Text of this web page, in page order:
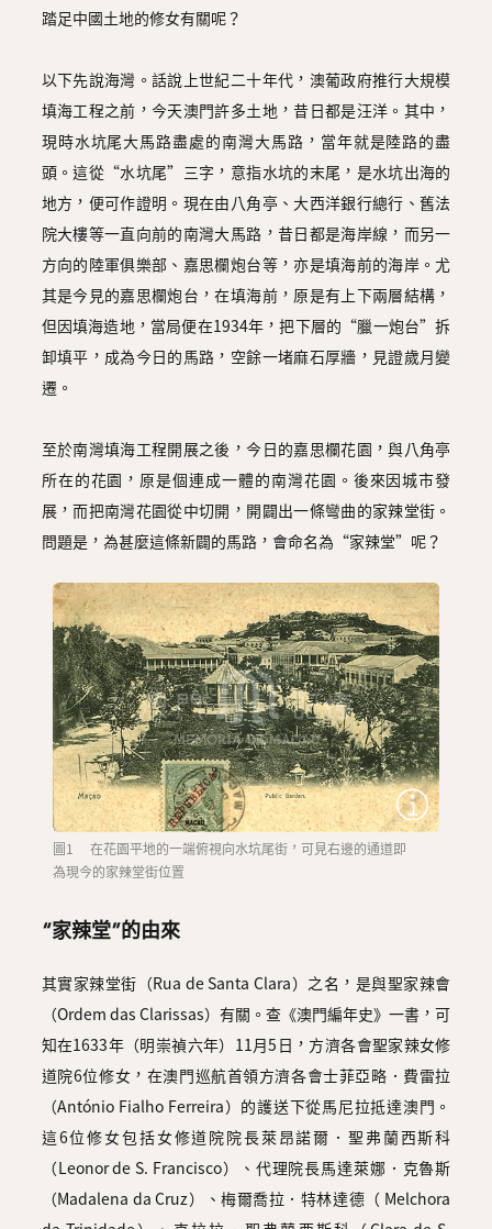
踏足中國土地的修女有關呢？
以下先說海灣。話說上世紀二十年代，澳葡政府推行大規模
填海工程之前，今天澳門許多土地，昔日都是汪洋。其中，
現時水坑尾大馬路盡處的南灣大馬路，當年就是陸路的盡
頭。這從“水坑尾”三字，意指水坑的末尾，是水坑出海的
地方，便可作證明。現在由八角亭、大西洋銀行總行、舊法
院大樓等一直向前的南灣大馬路，昔日都是海岸線，而另一
方向的陸軍俱樂部、嘉思欄炮台等，亦是填海前的海岸。尤
其是今見的嘉思欄炮台，在填海前，原是有上下兩層結構，
但因填海造地，當局便在1934年，把下層的“臘一炮台”拆
卸填平，成為今日的馬路，空餘一堵麻石厚牆，見證歲月變
遷。
至於南灣填海工程開展之後，今日的嘉思欄花園，與八角亭
所在的花園，原是個連成一體的南灣花園。後來因城市發
展，而把南灣花園從中切開，開闢出一條彎曲的家辣堂街。
問題是，為甚麼這條新闢的馬路，會命名為“家辣堂”呢？
圖1 在花園平地的一端俯視向水坑尾街，可見右邊的通道即
為現今的家辣堂街位置
“家辣堂”的由來
其實家辣堂街（Rua de Santa Clara）之名，是與聖家辣會
（Ordem das Clarissas）有關。查《澳門編年史》一書，可
知在1633年（明崇禎六年）11月5日，方濟各會聖家辣女修
道院6位修女，在澳門巡航首領方濟各會士菲亞略．費雷拉
（António Fialho Ferreira）的護送下從馬尼拉抵達澳門。
這6位修女包括女修道院院長萊昂諾爾．聖弗蘭西斯科
（Leonor de S. Francisco）、代理院長馬達萊娜．克魯斯
（Madalena da Cruz）、梅爾喬拉．特林達德（ Melchora